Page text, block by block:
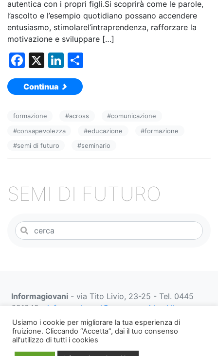
autentica con i propri figli.Si scoprirà come le parole,
l’ascolto e l’esempio quotidiano possano accendere
entusiasmo, stimolarel’intraprendenza, rafforzare la
motivazione e sviluppare […]
F
a
c
b
o
o
X
Li
n
k
dI
n
vi
di
Continua
formazione #across #comunicazione
#consapevolezza #educazione #formazione
#semi di futuro #seminario
SEMI DI FUTURO
Informagiovani - via Tito Livio, 23-25 - Tel. 0445
691249 - informagiovani@comune.schio.vi.it
prenotazionifaberbox@comune.schio.vi.it0445 691
452 dal lunedì al venerdì dalle 13:00 alle 18:00
Usiamo i cookie per migliorare la tua esperienza di
fruizione. Cliccando “Accetta”, dai il tuo consenso
all'utilizzo di tutti i cookies